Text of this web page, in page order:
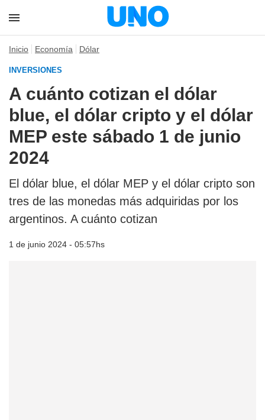
Inicio Economía Dólar
INVERSIONES
A cuánto cotizan el dólar
blue, el dólar cripto y el dólar
MEP este sábado 1 de junio
2024
El dólar blue, el dólar MEP y el dólar cripto son
tres de las monedas más adquiridas por los
argentinos. A cuánto cotizan
1 de junio 2024 - 05:57hs